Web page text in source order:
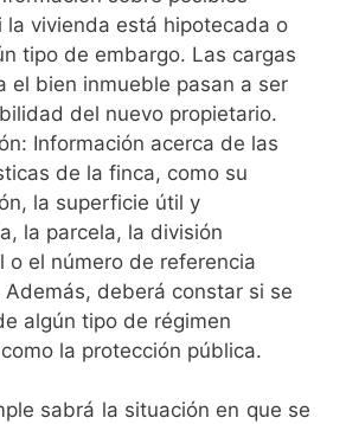
la vivienda está hipotecada o
tipo de embargo. Las cargas
el bien inmueble pasan a ser
del nuevo propietario.
Información acerca de las
de la finca, como su
la superficie útil y
la parcela, la división
o el número de referencia
Además, deberá constar si se
algún tipo de régimen
la protección pública.
sabrá la situación en que se